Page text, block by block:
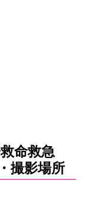
命救急
撮影場所